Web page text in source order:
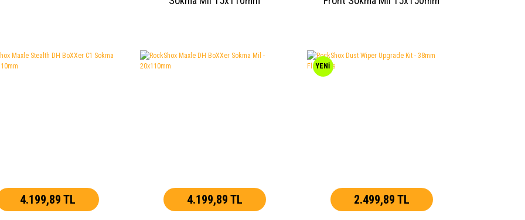
4.199,89 TL 4.199,89 TL
YENİ
2.499,89 TL